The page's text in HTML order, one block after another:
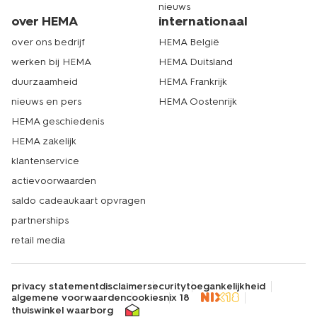
nieuws
over HEMA
over ons bedrijf
werken bij HEMA
duurzaamheid
nieuws en pers
HEMA geschiedenis
HEMA zakelijk
klantenservice
actievoorwaarden
saldo cadeaukaart opvragen
partnerships
retail media
internationaal
HEMA België
HEMA Duitsland
HEMA Frankrijk
HEMA Oostenrijk
privacy statementdisclaimersecuritytoegankelijkheid
algemene voorwaardencookiesnix 18
thuiswinkel waarborg